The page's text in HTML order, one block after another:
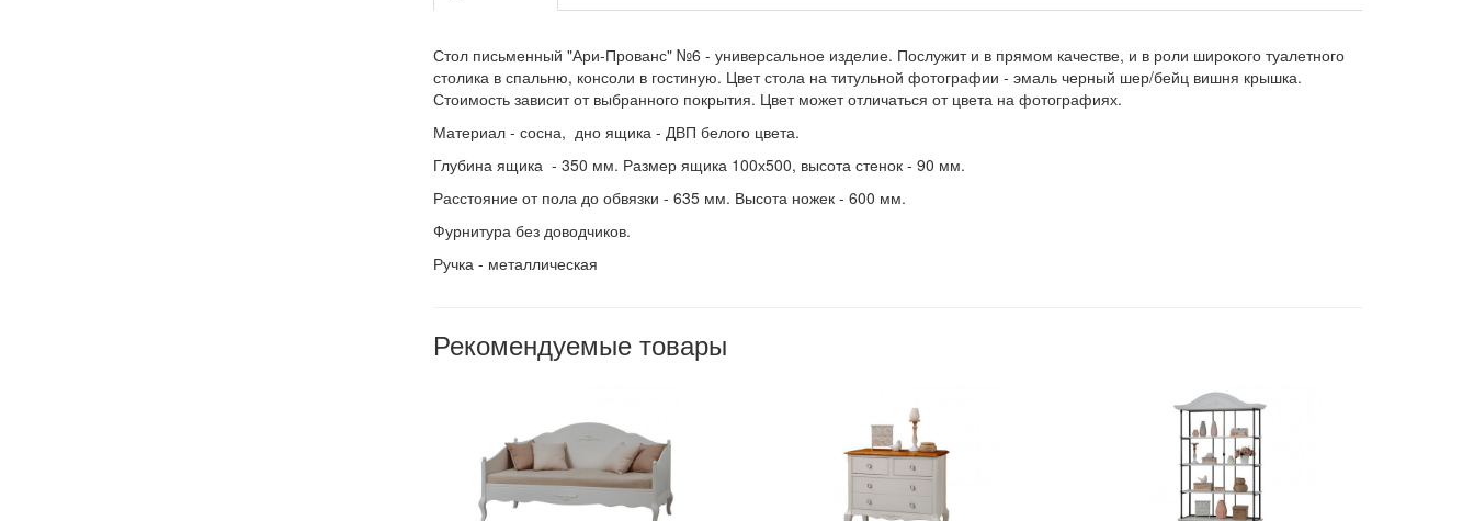
Стол письменный "Ари-Прованс" №6 - универсальное изделие. Послужит и в прямом качестве, и в роли широкого туалетного
столика в спальню, консоли в гостиную. Цвет стола на титульной фотографии - эмаль черный шер/бейц вишня крышка.
Стоимость зависит от выбранного покрытия. Цвет может отличаться от цвета на фотографиях.
Материал - сосна, дно ящика - ДВП белого цвета.
Глубина ящика - 350 мм. Размер ящика 100х500, высота стенок - 90 мм.
Расстояние от пола до обвязки - 635 мм. Высота ножек - 600 мм.
Фурнитура без доводчиков.
Ручка - металлическая
Рекомендуемые товары